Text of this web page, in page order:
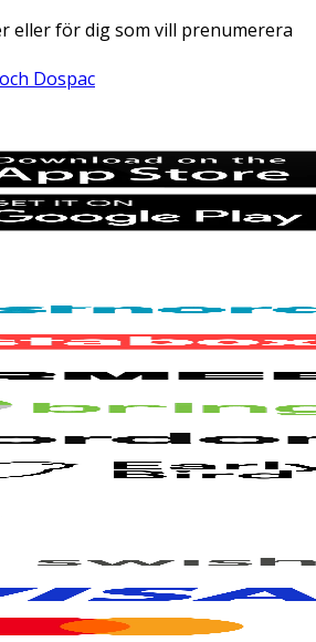
eller för dig som vill prenumerera
Dospac